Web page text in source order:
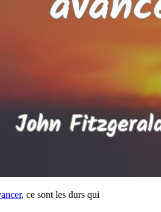
, ce sont les durs qui